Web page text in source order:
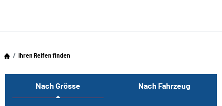
Ihren Reifen finden
Nach Grösse Nach Fahrzeug